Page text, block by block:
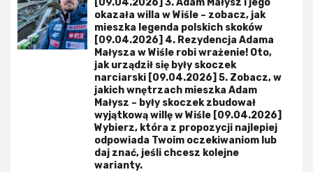
[09.04.2026] 3. Adam Małysz i jego
okazała willa w Wiśle – zobacz, jak
mieszka legenda polskich skoków
[09.04.2026] 4. Rezydencja Adama
Małysza w Wiśle robi wrażenie! Oto,
jak urządził się były skoczek
narciarski [09.04.2026] 5. Zobacz, w
jakich wnętrzach mieszka Adam
Małysz – były skoczek zbudował
wyjątkową willę w Wiśle [09.04.2026]
Wybierz, która z propozycji najlepiej
odpowiada Twoim oczekiwaniom lub
daj znać, jeśli chcesz kolejne
warianty.